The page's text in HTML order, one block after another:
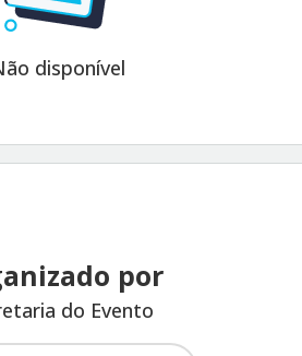
disponível
por
do Evento